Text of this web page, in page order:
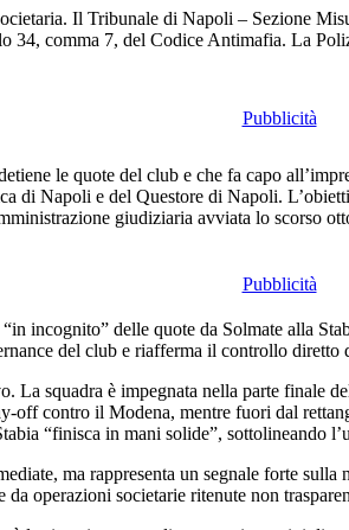
Il Tribunale di Napoli – Sezione
34, comma 7, del Codice Antimafia. La
le quote del club e che fa capo
di Napoli e del Questore di Napoli.
giudiziaria avviata lo scorso
del club e riafferma il controllo
contro il Modena, mentre fuori dal
“finisca in mani solide”, sottolineando
operazioni societarie ritenute non